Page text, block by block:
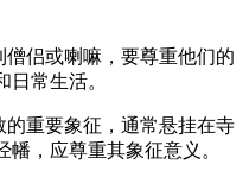
侣或喇嘛，要尊重他们的
常生活。
重要象征，通常悬挂在寺
，应尊重其象征意义。